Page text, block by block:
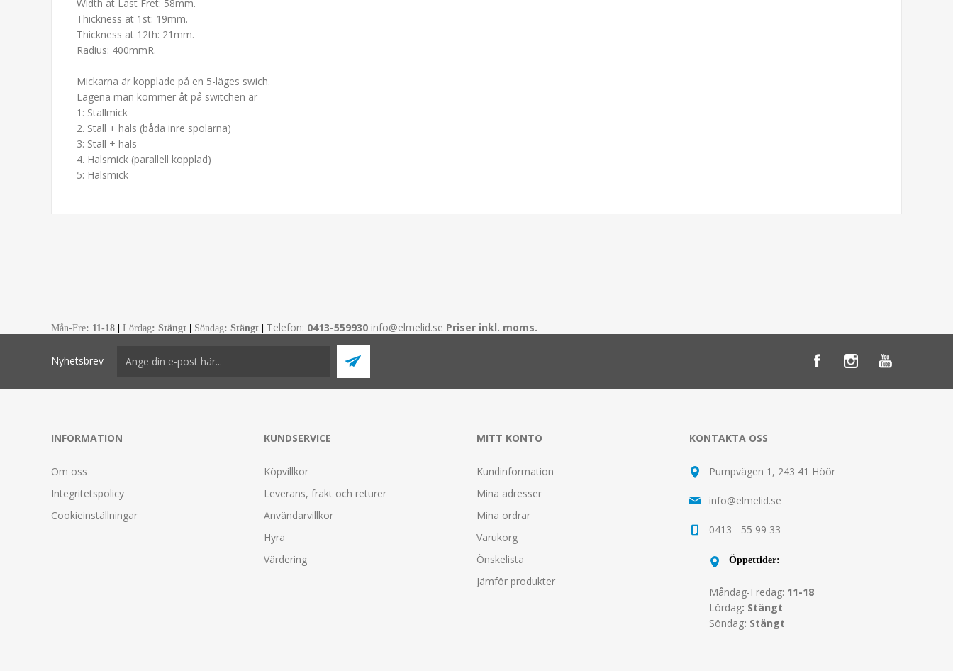
Width at Last Fret: 58mm.
Thickness at 1st: 19mm.
Thickness at 12th: 21mm.
Radius: 400mmR.
Mickarna är kopplade på en 5-läges swich.
Lägena man kommer åt på switchen är
1: Stallmick
2. Stall + hals (båda inre spolarna)
3: Stall + hals
4. Halsmick (parallell kopplad)
5: Halsmick
Mån-Fre: 11-18 | Lördag: Stängt | Söndag: Stängt | Telefon: 0413-559930 info@elmelid.se Priser inkl. moms.
Nyhetsbrev
INFORMATION
Om oss
Integritetspolicy
Cookieinställningar
KUNDSERVICE
Köpvillkor
Leverans, frakt och returer
Användarvillkor
Hyra
Värdering
MITT KONTO
Kundinformation
Mina adresser
Mina ordrar
Varukorg
Önskelista
Jämför produkter
KONTAKTA OSS
Pumpvägen 1, 243 41 Höör
info@elmelid.se
0413 - 55 99 33
Öppettider:
Måndag-Fredag: 11-18
Lördag: Stängt
Söndag: Stängt